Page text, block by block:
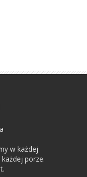
w każdej
porze.